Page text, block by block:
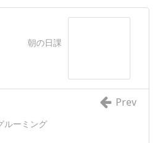
朝の日課
ルーミング
Prev